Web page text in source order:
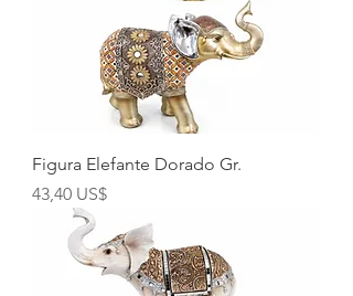
Figura Elefante Dorado Gr.
Precio
43,40 US$